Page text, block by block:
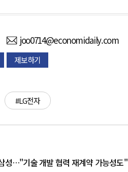
joo0714@economidaily.com
제보하기
#LG전자
성…"기술 개발 협력 재계약 가능성도"